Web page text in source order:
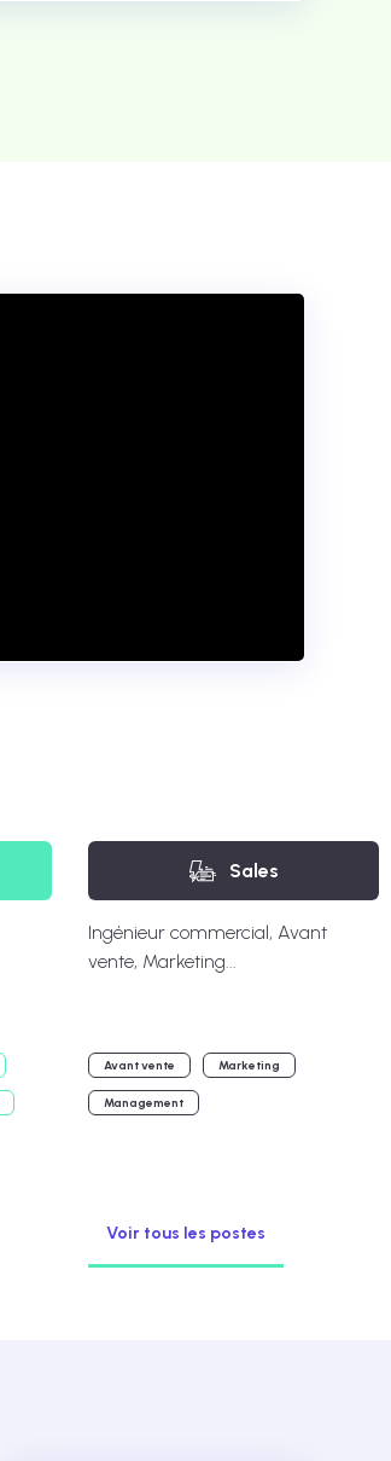
Sales
Ingénieur commercial, Avant
vente, Marketing...
Avant vente Marketing
Management
Voir tous les postes